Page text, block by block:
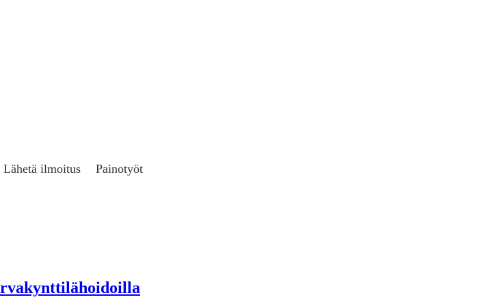
Lähetä ilmoitus Painotyöt